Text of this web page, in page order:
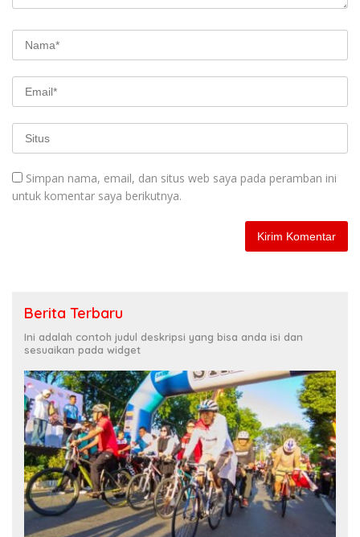
Simpan nama, email, dan situs web saya pada peramban ini
untuk komentar saya berikutnya.
Berita Terbaru
Ini adalah contoh judul deskripsi yang bisa anda isi dan
sesuaikan pada widget